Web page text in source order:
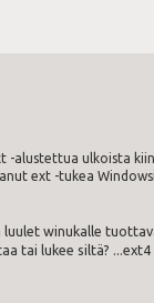
alustettua ulkoista
ext -tukea
winukalle
tai lukee siltä?